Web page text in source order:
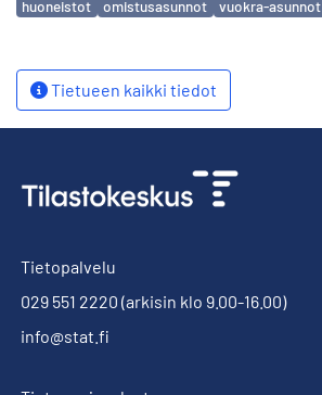
huoneistot
omistusasunnot vuokra-asunnot
Tietueen kaikki tiedot
Tietopalvelu
029 551 2220 (arkisin klo 9.00-16.00)
info@stat.fi